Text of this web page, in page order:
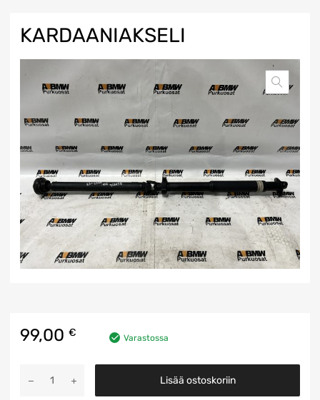
KARDAANIAKSELI
99,00 € Varastossa
määrä
Lisää ostoskoriin